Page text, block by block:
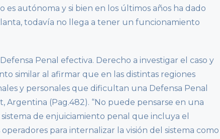
es autónoma y si bien en los últimos años ha dado
todavía no llega a tener un funcionamiento
Penal efectiva. Derecho a investigar el caso y
similar al afirmar que en las distintas regiones
y personales que dificultan una Defensa Penal
Argentina (Pag.482). “No puede pensarse en una
de enjuiciamiento penal que incluya el
para internalizar la visión del sistema como